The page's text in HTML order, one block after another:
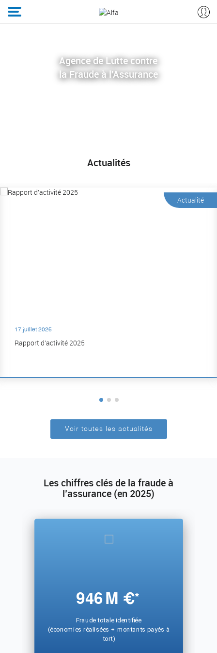
Agence de Lutte contre
la Fraude à l'Assurance
Actualités
Actualité
17 juillet 2026
Rapport d’activité 2025
Voir toutes les actualités
Les chiffres clés de la fraude à
l’assurance (en 2025)
946M €*
Fraude totale identifiée
(économies réalisées + montants payés à
tort)